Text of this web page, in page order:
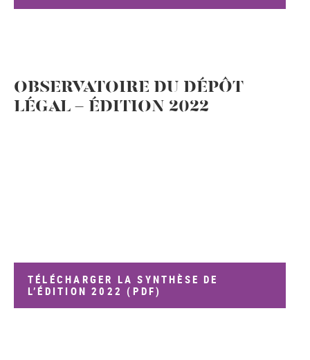
OBSERVATOIRE DU DÉPÔT
LÉGAL - ÉDITION 2022
TÉLÉCHARGER LA SYNTHÈSE DE
L’ÉDITION 2022 (PDF)